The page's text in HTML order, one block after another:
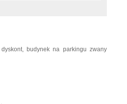
budynek na parkingu zwany